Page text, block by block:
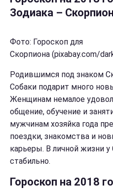
Зодиака – Скорпион
Фото: Гороскоп для
Скорпиона (pixabay.com/
Родившимся под знаком
Собаки подарит много
Женщинам немалое
общение, обучение и
мужчинам хозяйка года
поездки, знакомства и
карьеры. В личной жизни
стабильно.
Гороскоп на 2018